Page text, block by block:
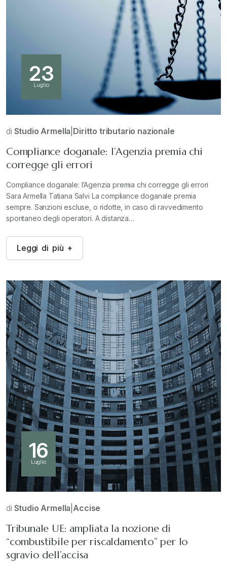
23
Luglio
di Studio Armella Diritto tributario nazionale
Compliance doganale: l’Agenzia premia chi
corregge gli errori
Compliance doganale: l’Agenzia premia chi corregge gli errori
Sara Armella Tatiana Salvi La compliance doganale premia
sempre. Sanzioni escluse, o ridotte, in caso di ravvedimento
spontaneo degli operatori. A distanza…
Leggi di più +
16
Luglio
di Studio Armella |Accise
Tribunale UE: ampliata la nozione di
“combustibile per riscaldamento” per lo
sgravio dell’accisa